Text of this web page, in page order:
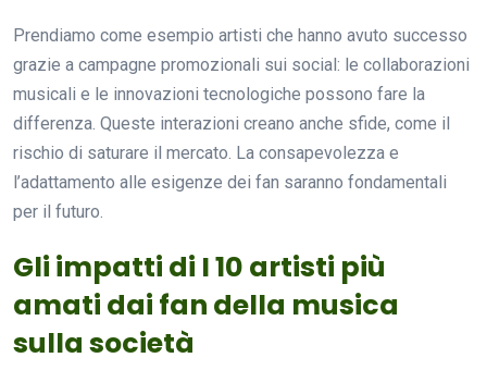
Prendiamo come esempio artisti che hanno avuto successo
grazie a campagne promozionali sui social: le collaborazioni
musicali e le innovazioni tecnologiche possono fare la
differenza. Queste interazioni creano anche sfide, come il
rischio di saturare il mercato. La consapevolezza e
l’adattamento alle esigenze dei fan saranno fondamentali
per il futuro.
Gli impatti di I 10 artisti più
amati dai fan della musica
sulla società